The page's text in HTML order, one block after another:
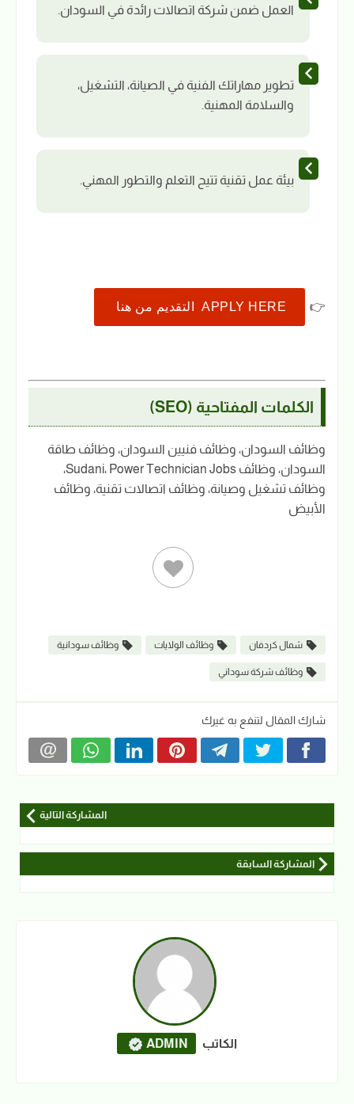
العمل ضمن شركة اتصالات رائدة في السودان.
تطوير مهاراتك الفنية في الصيانة، التشغيل،
والسلامة المهنية.
بيئة عمل تقنية تتيح التعلم والتطور المهني.
👉 APPLY HERE التقديم من هنا
الكلمات المفتاحية (SEO)
وظائف السودان، وظائف فنيين السودان، وظائف طاقة
السودان، وظائف Sudani، Power Technician Jobs،
وظائف تشغيل وصيانة، وظائف اتصالات تقنية، وظائف
الأبيض
شمال كردفان وظائف الولايات وظائف سودانية
وظائف شركة سوداني
شارك المقال لتنفع به غيرك
المشاركة التالية
المشاركة السابقة
الكاتب ADMIN